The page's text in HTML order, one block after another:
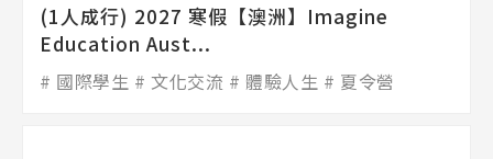
(1人成行) 2027 寒假【澳洲】Imagine
Education Aust...
國際學生 文化交流 體驗人生 夏令營